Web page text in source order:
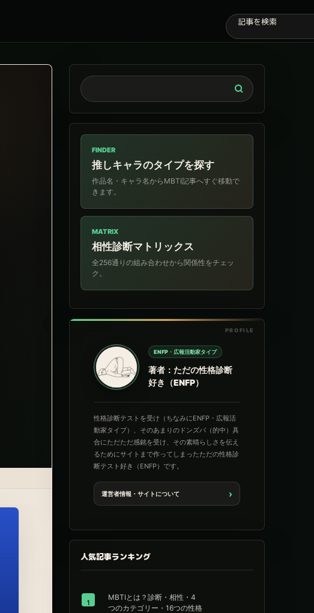
FINDER
推しキャラのタイプを探す
作品名・キャラ名からMBTI記事へすぐ移動で
きます。
MATRIX
相性診断マトリックス
全256通りの組み合わせから関係性をチェッ
ク。
ENFP・広報活動家タイプ
著者：ただの性格診断
好き（ENFP）
性格診断テストを受け（ちなみにENFP・広報活
動家タイプ）、そのあまりのドンズバ（的中）具
合にただただ感銘を受け、その素晴らしさを伝え
るためにサイトまで作ってしまったただの性格診
断テスト好き（ENFP）です。
運営者情報・サイトについて ›
人気記事ランキング
1
MBTIとは？診断・相性・4
つのカテゴリー・16つの性格